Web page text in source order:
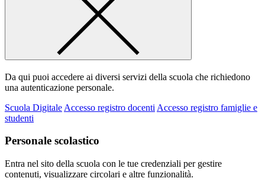
Da qui puoi accedere ai diversi servizi della scuola che richiedono
una autenticazione personale.
Scuola Digitale Accesso registro docenti Accesso registro famiglie e
studenti
Personale scolastico
Entra nel sito della scuola con le tue credenziali per gestire
contenuti, visualizzare circolari e altre funzionalità.